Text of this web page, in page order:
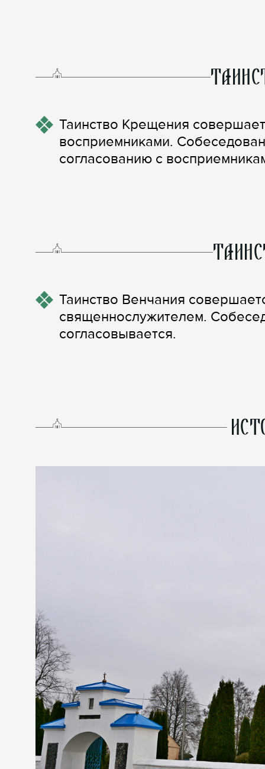
Таинство Крещения
восприемниками.
согласованию с
Таинство Венчания
священнослужителем.
согласовывается.